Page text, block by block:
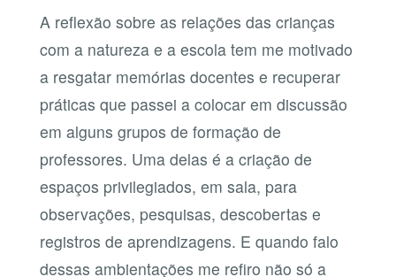
A reflexão sobre as relações das crianças
com a natureza e a escola tem me motivado
a resgatar memórias docentes e recuperar
práticas que passei a colocar em discussão
em alguns grupos de formação de
professores. Uma delas é a criação de
espaços privilegiados, em sala, para
observações, pesquisas, descobertas e
registros de aprendizagens. E quando falo
dessas ambientações me refiro não só a